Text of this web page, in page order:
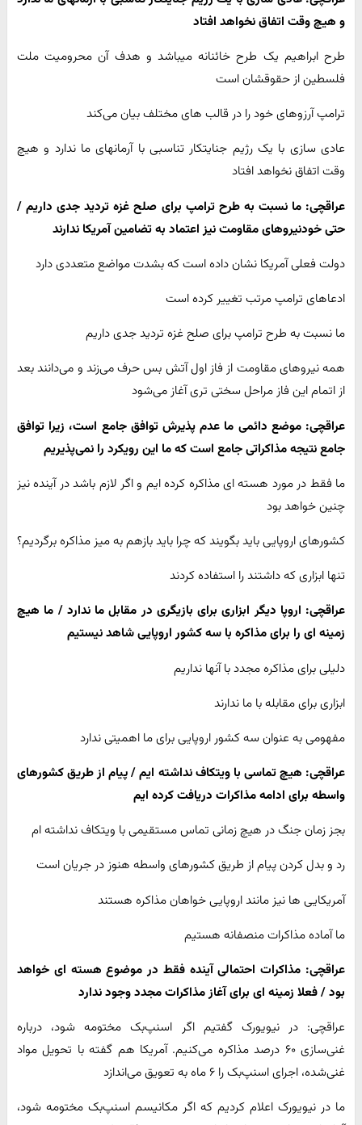
و هیچ وقت اتفاق نخواهد افتاد
طرح ابراهیم یک طرح خائنانه میباشد و هدف آن محرومیت ملت
فلسطین از حقوقشان است
ترامپ آرزوهای خود را در قالب های مختلف بیان می‌کند
عادی سازی با یک رژیم جنایتکار تناسبی با آرمانهای ما ندارد و هیچ
وقت اتفاق نخواهد افتاد
عراقچی: ما نسبت به طرح ترامپ برای صلح غزه تردید جدی داریم /
حتی خودنیروهای مقاومت نیز اعتماد به تضامین آمریکا ندارند
دولت فعلی آمریکا نشان داده است که بشدت مواضع متعددی دارد
ادعاهای ترامپ مرتب تغییر کرده است
ما نسبت به طرح ترامپ برای صلح غزه تردید جدی داریم
همه نیروهای مقاومت از فاز اول آتش بس حرف می‌زند و می‌دانند بعد
از اتمام این فاز مراحل سختی تری آغاز می‌شود
عراقچی: موضع دائمی ما عدم پذیرش توافق جامع است، زیرا توافق
جامع نتیجه مذاکراتی جامع است که ما این رویکرد را نمی‌پذیریم
ما فقط در مورد هسته ای مذاکره کرده ایم و اگر لازم باشد در آینده نیز
چنین خواهد بود
کشورهای اروپایی باید بگویند که چرا باید بازهم به میز مذاکره برگردیم؟
تنها ابزاری که داشتند را استفاده کردند
عراقچی: اروپا دیگر ابزاری برای بازیگری در مقابل ما ندارد / ما هیچ
زمینه ای را برای مذاکره با سه کشور اروپایی شاهد نیستیم
دلیلی برای مذاکره مجدد با آنها نداریم
ابزاری برای مقابله با ما ندارند
مفهومی به عنوان سه کشور اروپایی برای ما اهمیتی ندارد
عراقچی: هیچ تماسی با ویتکاف نداشته ایم / پیام از طریق کشورهای
واسطه برای ادامه مذاکرات دریافت کرده ایم
بجز زمان جنگ در هیچ زمانی تماس مستقیمی با ویتکاف نداشته ام
رد و بدل کردن پیام از طریق کشورهای واسطه هنوز در جریان است
آمریکایی ها نیز مانند اروپایی خواهان مذاکره هستند
ما آماده مذاکرات منصفانه هستیم
عراقچی: مذاکرات احتمالی آینده فقط در موضوع هسته ای خواهد
بود / فعلا زمینه ای برای آغاز مذاکرات مجدد وجود ندارد
عراقچی: در نیویورک گفتیم اگر اسنپ‌بک مختومه شود، درباره
غنی‌سازی ۶۰ درصد مذاکره می‌کنیم. آمریکا هم گفته با تحویل مواد
غنی‌شده، اجرای اسنپ‌بک را ۶ ماه به تعویق می‌اندازد
ما در نیویورک اعلام کردیم که اگر مکانیسم اسنپ‌بک مختومه شود،